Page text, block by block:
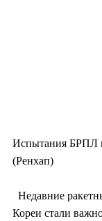
Испытания БРПЛ
(Ренхап)
Кореи стали